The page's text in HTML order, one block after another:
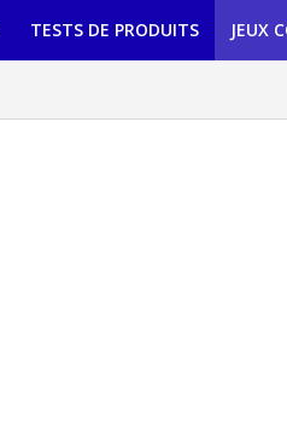
TESTS DE PRODUITS JEUX